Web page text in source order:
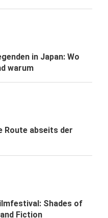
in Japan: Wo
warum
Route abseits der
Shades of
Fiction